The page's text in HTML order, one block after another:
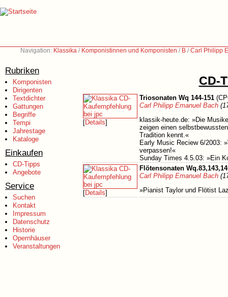
Navigation: Klassika / Komponistinnen und Komponisten / B /Carl Philipp
Rubriken
Komponisten
Dirigenten
Textdichter
Gattungen
Begriffe
Tempi
Jahrestage
Kataloge
Einkaufen
CD-Tipps
Angebote
Service
Suchen
Kontakt
Impressum
Datenschutz
Historie
Opernhäuser
Veranstaltungen
CD-
[Details]
Triosonaten Wq 144-151
Carl Philipp Emanuel Bach
klassik-heute.de: »Die
zeigen einen
Tradition kennt.«
Early Music Reciew 6/2003:
verpassen!«
Sunday Times 4.5.03: »Ein
[Details]
Flötensonaten
Carl Philipp Emanuel Bach
»Pianist Taylor und Flötist